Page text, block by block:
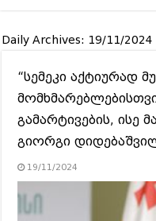
Daily Archives: 19/11/2024
“სემეკი აქტიურად
გამარტივების, ისე
გიორგი
19/11/2024